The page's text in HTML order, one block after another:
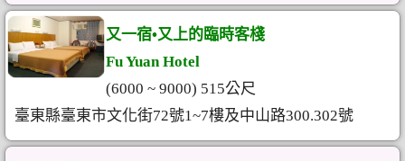
又一宿•又上的臨時客棧
Fu Yuan Hotel
(6000 ~ 9000) 515公尺
臺東縣臺東市文化街72號1~7樓及中山路300.302號